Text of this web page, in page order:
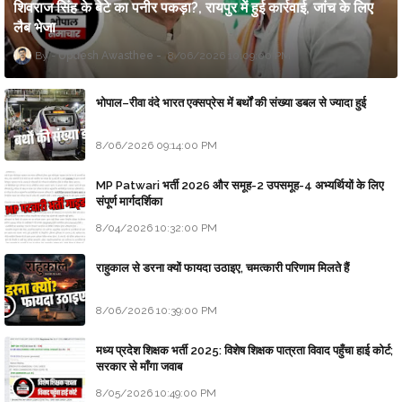
शिवराज सिंह के बेटे का पनीर पकड़ा?, रायपुर में हुई कार्रवाई, जांच के लिए
लैब भेजा
Updesh Awasthee 8/06/2026 10:09:00 PM
भोपाल–रीवा वंदे भारत एक्सप्रेस में बर्थों की संख्या डबल से ज्यादा हुई
8/06/2026 09:14:00 PM
MP Patwari भर्ती 2026 और समूह-2 उपसमूह-4 अभ्यर्थियों के लिए
संपूर्ण मार्गदर्शिका
8/04/2026 10:32:00 PM
राहुकाल से डरना क्यों फायदा उठाइए, चमत्कारी परिणाम मिलते हैं
8/06/2026 10:39:00 PM
मध्य प्रदेश शिक्षक भर्ती 2025: विशेष शिक्षक पात्रता विवाद पहुँचा हाई कोर्ट;
सरकार से माँगा जवाब
8/05/2026 10:49:00 PM